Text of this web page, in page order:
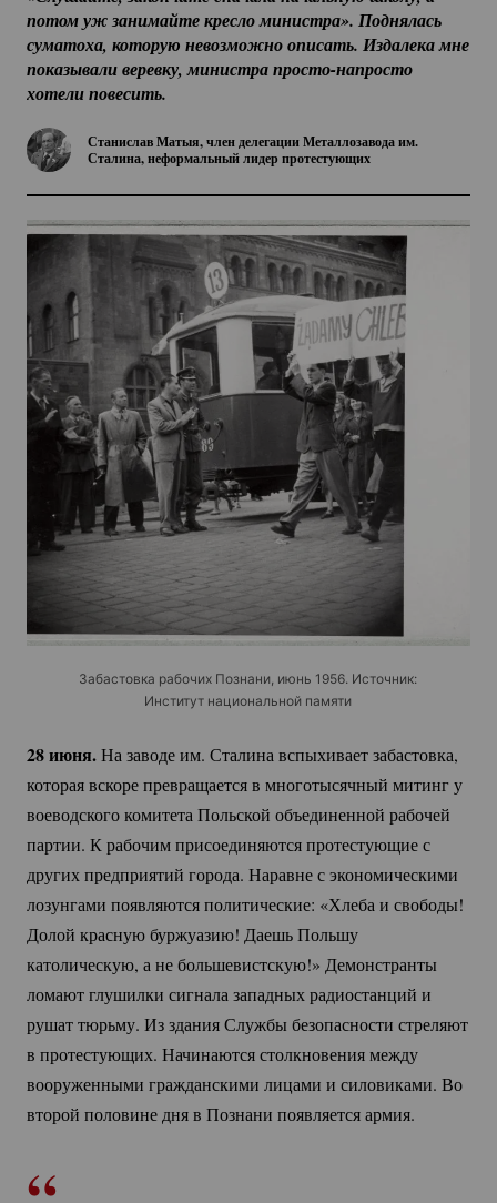
Станислав Матыя, член делегации Металлозавода им.
Сталина, неформальный лидер протестующих
потом уж занимайте кресло министра». Поднялась
суматоха, которую невозможно описать. Издалека мне
показывали веревку, министра просто-напросто
хотели повесить.
Забастовка рабочих Познани, июнь 1956. Источник:
Институт национальной памяти
28 июня.На заводе им. Сталина вспыхивает забастовка,
которая вскоре превращается в многотысячный митинг у
воеводского комитета Польской объединенной рабочей
партии. К рабочим присоединяются протестующие с
других предприятий города. Наравне с экономическими
лозунгами появляются политические: «Хлеба и свободы!
Долой красную буржуазию! Даешь Польшу
католическую, а не большевистскую!» Демонстранты
ломают глушилки сигнала западных радиостанций и
рушат тюрьму. Из здания Службы безопасности стреляют
в протестующих. Начинаются столкновения между
вооруженными гражданскими лицами и силовиками. Во
второй половине дня в Познани появляется армия.